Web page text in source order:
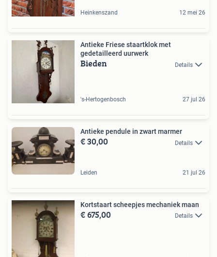
Heinkenszand 12 mei 26
Antieke Friese staartklok met
gedetailleerd uurwerk
Bieden Details
's-Hertogenbosch 27 jul 26
Antieke pendule in zwart marmer
€ 30,00 Details
Leiden 21 jul 26
Kortstaart scheepjes mechaniek maan
€ 675,00 Details